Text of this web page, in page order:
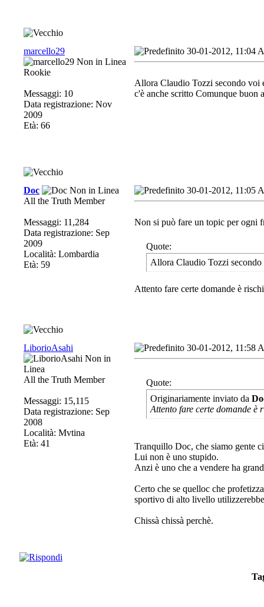
marcello29
Rookie
Messaggi: 10
Data registrazione: Nov
2009
Età: 66
30-01-2012, 11:04
Allora Claudio Tozzi secondo voi
c'è anche scritto Comunque buon
Doc
All the Truth Member
Messaggi: 11,284
Data registrazione: Sep
2009
Località: Lombardia
Età: 59
30-01-2012, 11:05
Non si può fare un topic per ogni
Quote:
Allora Claudio Tozzi
Attento fare certe domande è
LiborioAsahi
All the Truth Member
Messaggi: 15,115
Data registrazione: Sep
2008
Località: Mvtina
Età: 41
30-01-2012, 11:58
Quote:
Originariamente inviato da
Attento fare certe domande è
Tranquillo Doc, che siamo gente
Lui non è uno stupido.
Anzi è uno che a vendere ha
Certo che se quelloc che
sportivo di alto livello
Chissà chissà perchè.